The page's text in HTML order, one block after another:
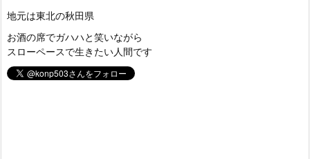
地元は東北の秋田県
お酒の席でガハハと笑いながら
スローペースで生きたい人間です